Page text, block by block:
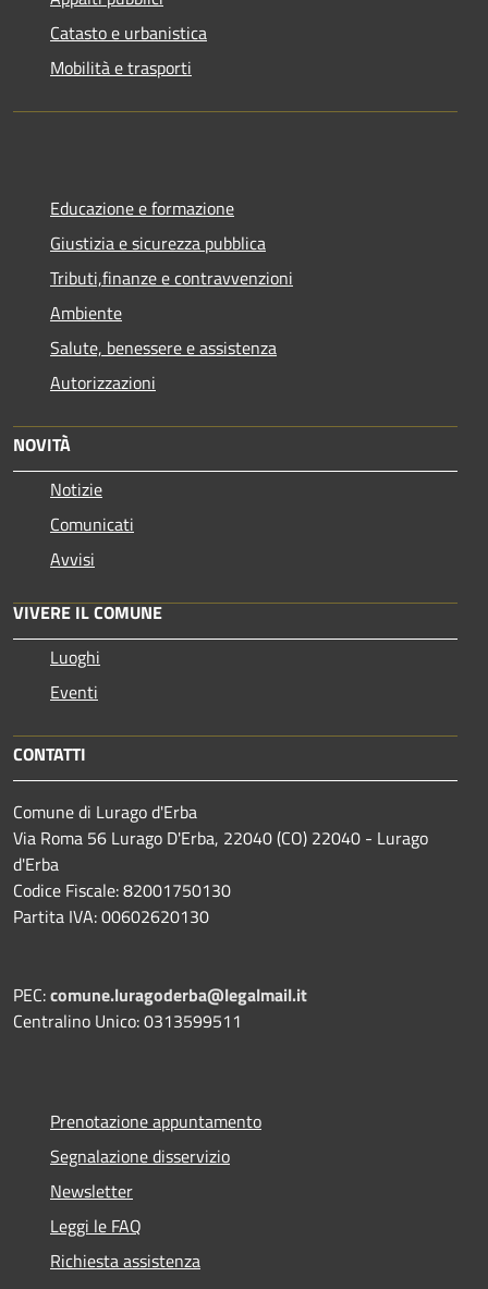
Catasto e urbanistica
Mobilità e trasporti
Educazione e formazione
Giustizia e sicurezza pubblica
Tributi,finanze e contravvenzioni
Ambiente
Salute, benessere e assistenza
Autorizzazioni
NOVITÀ
Notizie
Comunicati
Avvisi
VIVERE IL COMUNE
Luoghi
Eventi
CONTATTI
Comune di Lurago d'Erba
Via Roma 56 Lurago D'Erba, 22040 (CO) 22040 - Lurago
d'Erba
Codice Fiscale: 82001750130
Partita IVA: 00602620130
PEC:comune.luragoderba@legalmail.it
Centralino Unico: 0313599511
Prenotazione appuntamento
Segnalazione disservizio
Newsletter
Leggi le FAQ
Richiesta assistenza